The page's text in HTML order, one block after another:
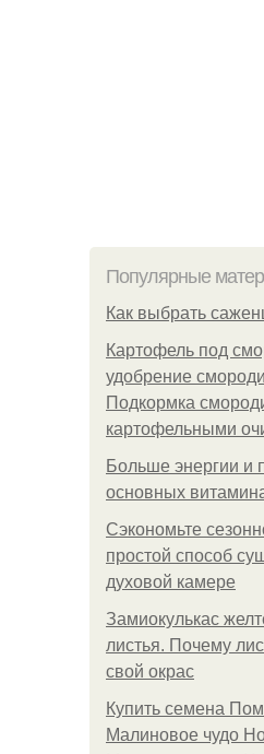
Популярные
Как выбрать
Картофель под
удобрение
Подкормка
картофельными
Больше энергии и
основных
Сэкономьте
простой способ
духовой камере
Замиокулькас
листья. Почему
свой окрас
Купить семена
Малиновое чудо